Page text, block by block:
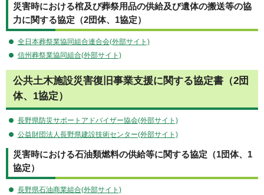
災害時における棺及び葬祭用品の供給及び遺体の搬送等の協
力に関する協定（2団体、1協定）
全日本葬祭業協同組合連合会(外部サイト)
信州葬祭業協同組合(外部サイト)
公共土木施設災害復旧事業支援に関する協定書（2団
体、1協定）
長野県防災サポートアドバイザー協会(外部サイト)
公益財団法人長野県建設技術センター(外部サイト)
災害時における石油類燃料の供給等に関する協定（1団体、1
協定）
長野県石油商業組合(外部サイト)